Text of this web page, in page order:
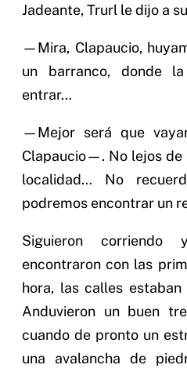
Jadeante, Trurl le dijo a
—Mira, Clapaucio,
un barranco, donde
entrar…
—Mejor será que
Clapaucio—. No lejos de
localidad… No
podremos encontrar un
Siguieron
encontraron con las
hora, las calles
Anduvieron un buen
cuando de pronto un
una avalancha de